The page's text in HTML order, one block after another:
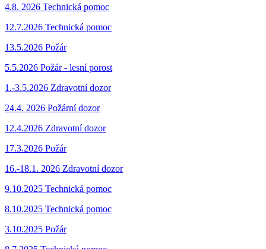
4.8. 2026 Technická pomoc
12.7.2026 Technická pomoc
13.5.2026 Požár
5.5.2026 Požár - lesní porost
1.-3.5.2026 Zdravotní dozor
24.4. 2026 Požární dozor
12.4.2026 Zdravotní dozor
17.3.2026 Požár
16.-18.1. 2026 Zdravotní dozor
9.10.2025 Technická pomoc
8.10.2025 Technická pomoc
3.10.2025 Požár